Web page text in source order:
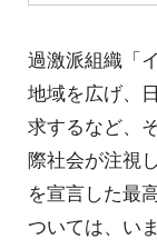
過激派組織「
地域を広げ、
求するなど、
際社会が注視
を宣言した最
ついては、い